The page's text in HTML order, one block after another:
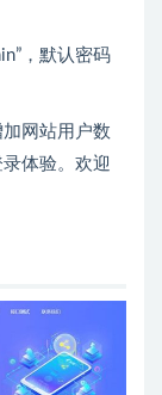
，默认密码
网站用户数
体验。欢迎